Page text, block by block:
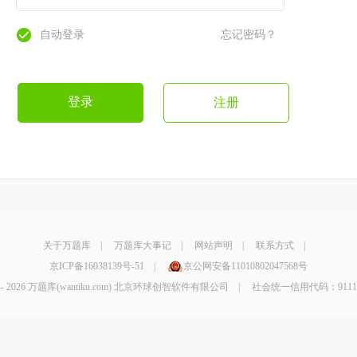
自动登录 忘记密码？
登录 注册
关于万题库| 万题库大事记| 网站声明 联系方式|
京ICP备16038139号-51
京公网安备11010802047568号
2026 万题库(wantiku.com) 北京环球创智软件有限公司 | 社会统一信用代码：